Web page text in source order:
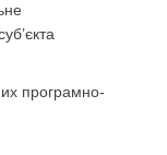
програмно-